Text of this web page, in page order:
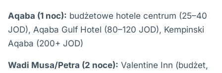
Aqaba (1 noc): budżetowe hotele centrum (25–40
JOD), Aqaba Gulf Hotel (80–120 JOD), Kempinski
Aqaba (200+ JOD)
Wadi Musa/Petra (2 noce): Valentine Inn (budżet,